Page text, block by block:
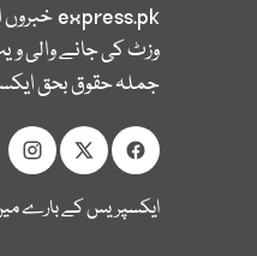
express.pk
وزٹ کی جانے والی
جملہ حقوق بحق
ایکسپریس کے بارے